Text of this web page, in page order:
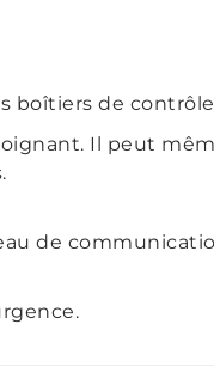
boîtiers de
Il peut
de